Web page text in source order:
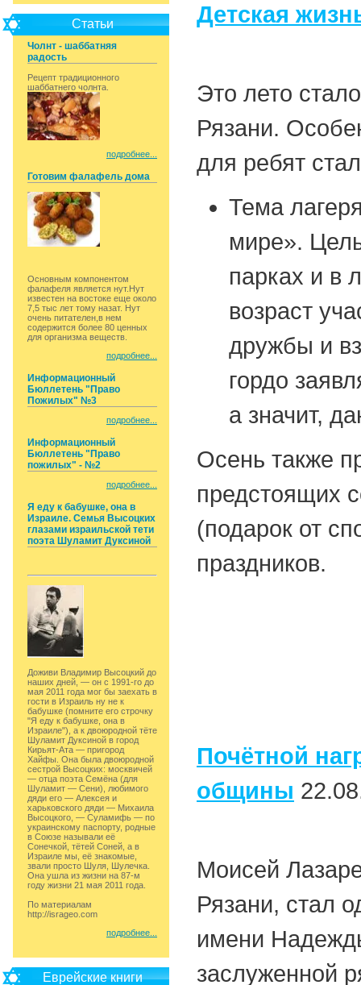
Статьи
Чолнт - шаббатняя
радость
Рецепт традиционного
шаббатнего чолнта.
подробнее...
Готовим фалафель дома
Основным компонентом
фалафеля является нут.Нут
известен на востоке еще около
7,5 тыс лет тому назат. Нут
очень питателен,в нем
содержится более 80 ценных
для организма веществ.
подробнее...
Информационный
Бюллетень "Право
Пожилых" №3
подробнее...
Информационный
Бюллетень "Право
пожилых" - №2
подробнее...
Я еду к бабушке, она в
Израиле. Семья Высоцких
глазами израильской тети
поэта Шуламит Дуксиной
Доживи Владимир Высоцкий до
наших дней, — он с 1991-го до
мая 2011 года мог бы заехать в
гости в Израиль ну не к
бабушке (помните его строчку
"Я еду к бабушке, она в
Израиле"), а к двоюродной тёте
Шуламит Дуксиной в город
Кирьят-Ата — пригород
Хайфы. Она была двоюродной
сестрой Высоцких: москвичей
— отца поэта Семёна (для
Шуламит — Сени), любимого
дяди его — Алексея и
харьковского дяди — Михаила
Высоцкого, — Суламифь — по
украинскому паспорту, родные
в Союзе называли её
Сонечкой, тётей Соней, а в
Израиле мы, её знакомые,
звали просто Шуля, Шулечка.
Она ушла из жизни на 87-м
году жизни 21 мая 2011 года.
По материалам
http://isrageo.com
подробнее...
Еврейские книги
Детская
Это лето
Рязани.
для ребят
Тема
мире».
парках и в
возраст
дружбы и
гордо
а значит,
Осень также
предстоящих
(подарок от
праздников.
Почётной
общины
Моисей
Рязани, стал
имени
заслуженной